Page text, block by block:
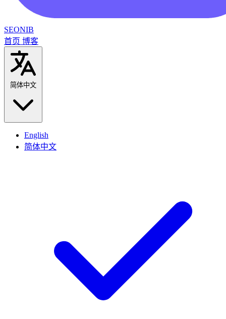
SEONIB
首页 博客
简体中文
English
简体中文